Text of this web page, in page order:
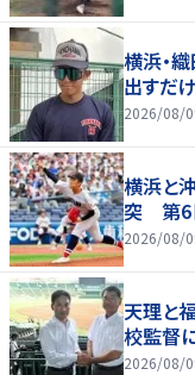
横浜・
出すだ
2026/08/
横浜と
突 第6
2026/08/
天理と
校監督
2026/08/